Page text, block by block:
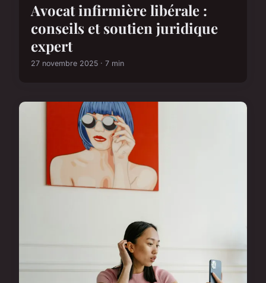
Avocat infirmière libérale :
conseils et soutien juridique
expert
27 novembre 2025 · 7 min